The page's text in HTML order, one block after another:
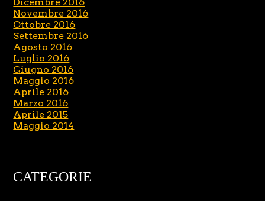
Novembre 2016
Ottobre 2016
Settembre 2016
Agosto 2016
Luglio 2016
Giugno 2016
Maggio 2016
Aprile 2016
Marzo 2016
Aprile 2015
Maggio 2014
CATEGORIE